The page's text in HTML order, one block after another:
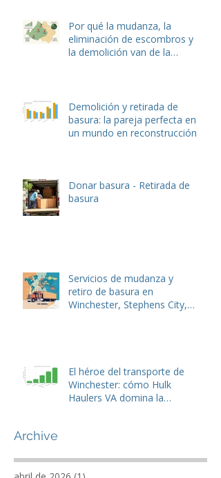
Por qué la mudanza, la
eliminación de escombros y
la demolición van de la
Demolición y retirada de
basura: la pareja perfecta en
un mundo en reconstrucción
Donar basura - Retirada de
basura
Servicios de mudanza y
retiro de basura en
Winchester, Stephens City,
El héroe del transporte de
Winchester: cómo Hulk
Haulers VA domina la
Archive